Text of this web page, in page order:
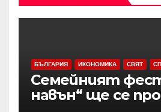
БЪЛГАРИЯ ИКОНОМИКА СВЯТ
Семейният
навън“ ще се